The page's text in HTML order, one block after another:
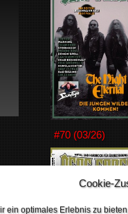
Cookie-
ein optimales Erlebnis zu
→
#70 (03/26)